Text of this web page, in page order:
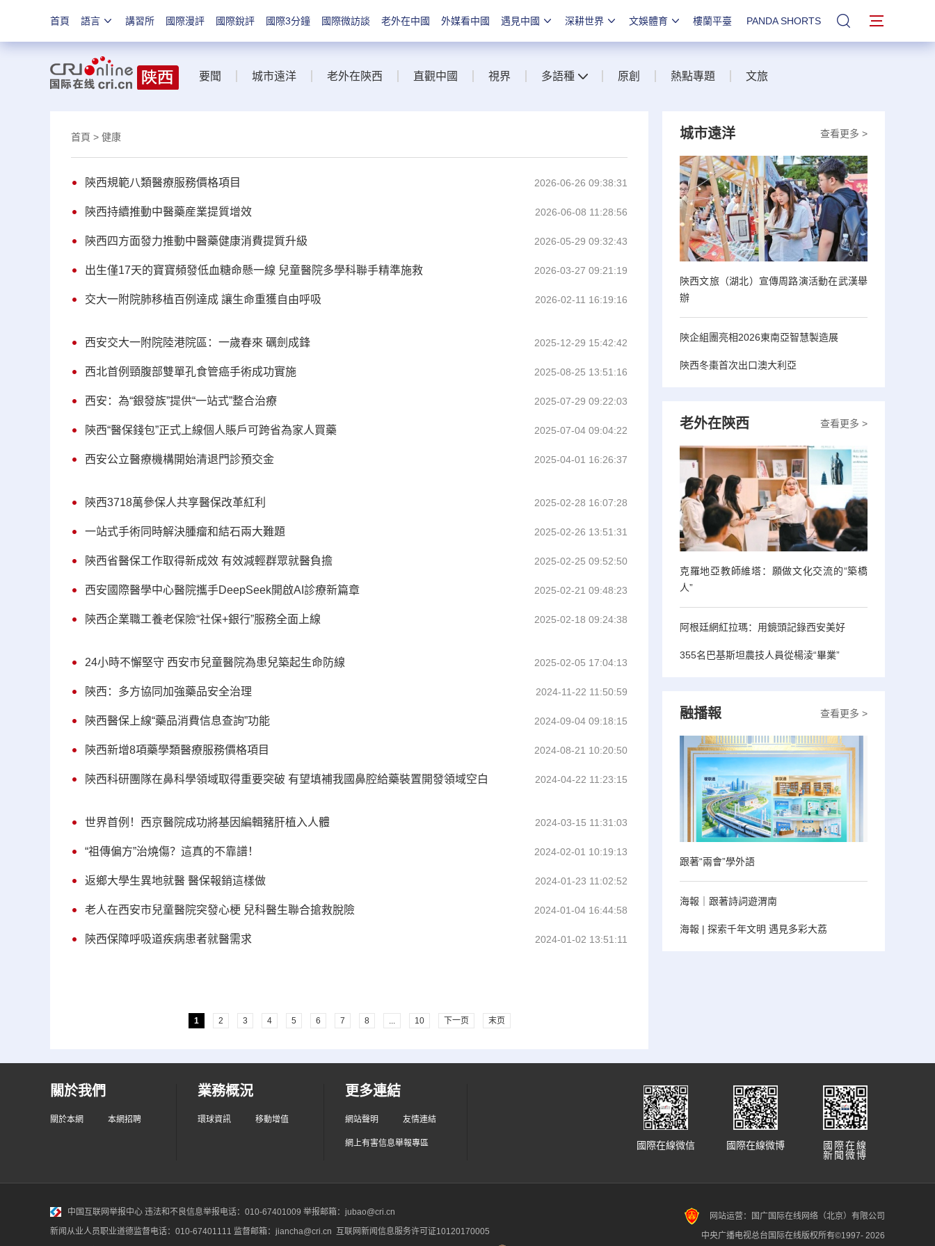
首頁 語言 講習所 國際漫評 國際銳評 國際3分鐘 國際微訪談 老外在中國 外媒看中國 遇見中國 深耕世界 文娛體育 樓蘭平臺 PANDA SHORTS 站內搜索
要聞 城市遠洋 老外在陝西 直觀中國 視界 多語種 原創 熱點專題 文旅
首頁 > 健康
陝西規範八類醫療服務價格項目 2026-06-26 09:38:31
陝西持續推動中醫藥産業提質增效 2026-06-08 11:28:56
陝西四方面發力推動中醫藥健康消費提質升級 2026-05-29 09:32:43
出生僅17天的寶寶頻發低血糖命懸一線 兒童醫院多學科聯手精準施救 2026-03-27 09:21:19
交大一附院肺移植百例達成 讓生命重獲自由呼吸 2026-02-11 16:19:16
西安交大一附院陸港院區：一歲春來 礪劍成鋒 2025-12-29 15:42:42
西北首例頸腹部雙單孔食管癌手術成功實施 2025-08-25 13:51:16
西安：為“銀發族”提供“一站式”整合治療 2025-07-29 09:22:03
陝西“醫保錢包”正式上線個人賬戶可跨省為家人買藥 2025-07-04 09:04:22
西安公立醫療機構開始清退門診預交金 2025-04-01 16:26:37
陝西3718萬參保人共享醫保改革紅利 2025-02-28 16:07:28
一站式手術同時解決腫瘤和結石兩大難題 2025-02-26 13:51:31
陝西省醫保工作取得新成效 有效減輕群眾就醫負擔 2025-02-25 09:52:50
西安國際醫學中心醫院攜手DeepSeek開啟AI診療新篇章 2025-02-21 09:48:23
陝西企業職工養老保險“社保+銀行”服務全面上線 2025-02-18 09:24:38
24小時不懈堅守 西安市兒童醫院為患兒築起生命防線 2025-02-05 17:04:13
陝西：多方協同加強藥品安全治理 2024-11-22 11:50:59
陝西醫保上線“藥品消費信息查詢”功能 2024-09-04 09:18:15
陝西新增8項藥學類醫療服務價格項目 2024-08-21 10:20:50
陝西科研團隊在鼻科學領域取得重要突破 有望填補我國鼻腔給藥裝置開發領域空白 2024-04-22 11:23:15
世界首例！西京醫院成功將基因編輯豬肝植入人體 2024-03-15 11:31:03
“祖傳偏方”治燒傷？這真的不靠譜！ 2024-02-01 10:19:13
返鄉大學生異地就醫 醫保報銷這樣做 2024-01-23 11:02:52
老人在西安市兒童醫院突發心梗 兒科醫生聯合搶救脫險 2024-01-04 16:44:58
陝西保障呼吸道疾病患者就醫需求 2024-01-02 13:51:11
1 2 3 4 5 6 7 8 ... 10 下一页 末页
查看更多 >
城市遠洋
陝西文旅（湖北）宣傳周路演活動在武漢舉
辦
陝企組團亮相2026東南亞智慧製造展
陝西冬棗首次出口澳大利亞
查看更多 >
老外在陝西
克羅地亞教師維塔：願做文化交流的“築橋
人”
阿根廷網紅拉瑪：用鏡頭記錄西安美好
355名巴基斯坦農技人員從楊淩“畢業”
查看更多 >
融播報
跟著“兩會”學外語
海報｜跟著詩詞遊渭南
海報 | 探索千年文明 遇見多彩大荔
關於我們
關於本網 本網招聘
業務概況
環球資訊 移動增值
更多連結
網站聲明 友情連結
網上有害信息舉報專區
國際在線
新聞微博
國際在線微博
國際在線微信
中国互联网举报中心 违法和不良信息举报电话：010-67401009 举报邮箱：jubao@cri.cn
新闻从业人员职业道德监督电话：010-67401111 监督邮箱：jiancha@cri.cn 互联网新闻信息服务许可证10120170005
网站运营：国广国际在线网络（北京）有限公司
中央广播电视总台国际在线版权所有©1997- 2026